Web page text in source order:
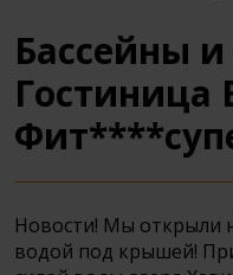
Бассейны
Гостиница
Новости! Мы открыли
водой под крышей!